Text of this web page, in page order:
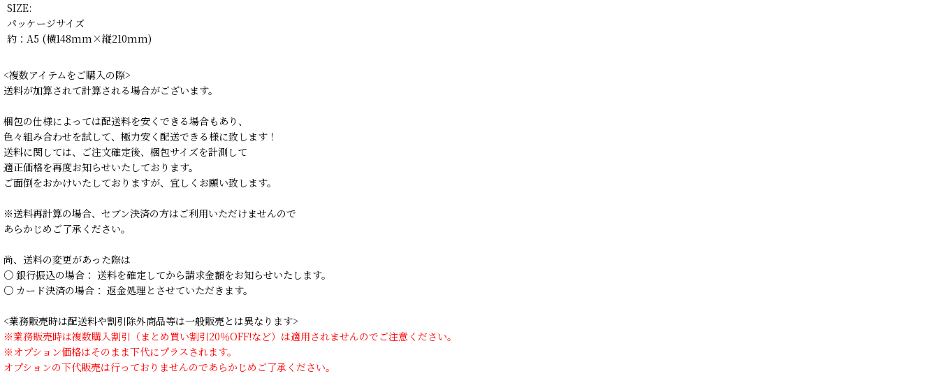
SIZE:
パッケージサイズ
約：A5 (横148mm×縦210mm)
<複数アイテムをご購入の際>
送料が加算されて計算される場合がございます。
梱包の仕様によっては配送料を安くできる場合もあり、
色々組み合わせを試して、極力安く配送できる様に致します！
送料に関しては、ご注文確定後、梱包サイズを計測して
適正価格を再度お知らせいたしております。
ご面倒をおかけいたしておりますが、宜しくお願い致します。
※送料再計算の場合、セブン決済の方はご利用いただけませんので
あらかじめご了承ください。
尚、送料の変更があった際は
○ 銀行振込の場合： 送料を確定してから請求金額をお知らせいたします。
○ カード決済の場合： 返金処理とさせていただきます。
<業務販売時は配送料や割引除外商品等は一般販売とは異なります>
※業務販売時は複数購入割引（まとめ買い割引20％OFF!など）は適用されませんのでご注意ください。
※オプション価格はそのまま下代にプラスされます。
オプションの下代販売は行っておりませんのであらかじめご了承ください。